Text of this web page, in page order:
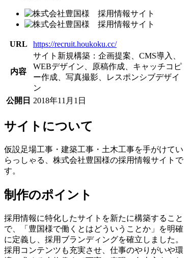
URL https://recruit.houkoku.cc/
内容
サイト新規構築：企画提案、CMS導入、
WEBデザイン、原稿作成、キャッチコピ
ー作成、写真撮影、レスポンシブデザイ
ン
公開日 2018年11月1日
サイトについて
仮設足場工事・建築工事・土木工事を手がけてい
らっしゃる、株式会社豊国様の採用情報サイトで
す。
制作のポイント
採用情報に特化したサイトを新たに構築すること
で、「豊国様で働くとはどういうことか」を明確
に定義し、採用ブランディングを確立しました。
採用コンテンツも充実させ、仕事のやりがいや環